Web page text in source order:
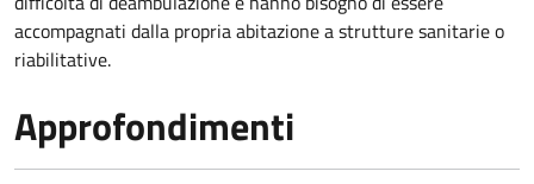
accompagnati dalla propria abitazione a strutture sanitarie o
riabilitative.
Approfondimenti